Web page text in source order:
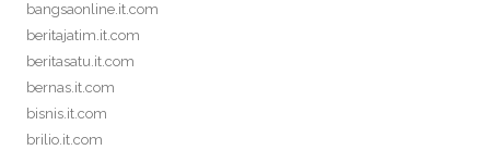
bangsaonline.it.com
beritajatim.it.com
beritasatu.it.com
bernas.it.com
bisnis.it.com
brilio.it.com